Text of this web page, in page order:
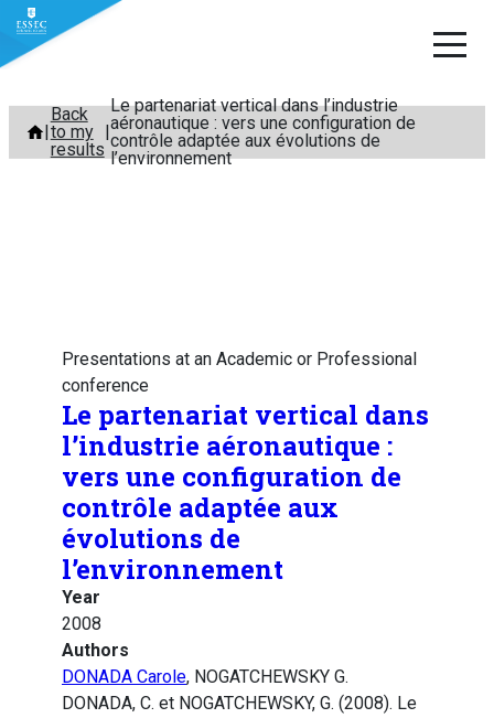
Skip
content
Back
to my
results
Le partenariat vertical dans l’industrie
aéronautique : vers une configuration de
contrôle adaptée aux évolutions de
l’environnement
Presentations at an Academic or Professional
conference
Le partenariat vertical dans
l’industrie aéronautique :
vers une configuration de
contrôle adaptée aux
évolutions de
l’environnement
Year
2008
Authors
DONADA Carole, NOGATCHEWSKY G.
DONADA, C. et NOGATCHEWSKY, G. (2008). Le